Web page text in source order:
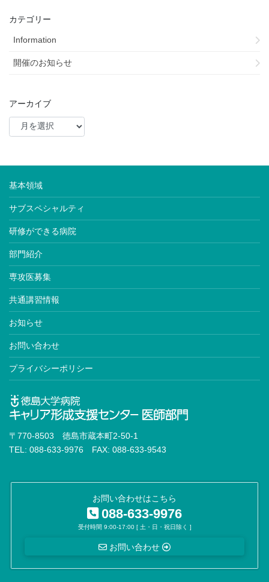
カテゴリー
Information
開催のお知らせ
アーカイブ
基本領域
サブスペシャルティ
研修ができる病院
部門紹介
専攻医募集
共通講習情報
お知らせ
お問い合わせ
プライバシーポリシー
〒770-8503 徳島市蔵本町2-50-1
TEL: 088-633-9976 FAX: 088-633-9543
お問い合わせはこちら
088-633-9976
受付時間 9:00-17:00 [ 土・日・祝日除く ]
お問い合わせ